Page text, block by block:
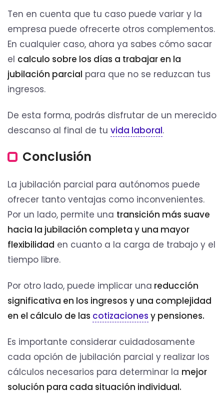
Ten en cuenta que tu caso puede variar y la
empresa puede ofrecerte otros complementos.
En cualquier caso, ahora ya sabes cómo sacar
el calculo sobre los días a trabajar en la
jubilación parcial para que no se reduzcan tus
ingresos.
De esta forma, podrás disfrutar de un merecido
descanso al final de tu vida laboral.
Conclusión
La jubilación parcial para autónomos puede
ofrecer tanto ventajas como inconvenientes.
Por un lado, permite una transición más suave
hacia la jubilación completa y una mayor
flexibilidad en cuanto a la carga de trabajo y el
tiempo libre.
Por otro lado, puede implicar una reducción
significativa en los ingresos y una complejidad
en el cálculo de las cotizaciones y pensiones.
Es importante considerar cuidadosamente
cada opción de jubilación parcial y realizar los
cálculos necesarios para determinar la mejor
solución para cada situación individual.